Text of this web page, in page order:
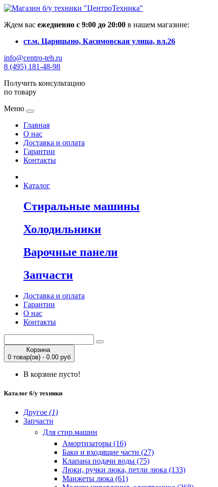
Ждем вас ежедневно с 9:00 до 20:00 в нашем магазине:
ст.м. Царицыно, Касимовская улица, вл.26
info@centro-teh.ru
8 (495) 181-48-98
Получить консультацию
по товару
Меню
Главная
О нас
Доставка и оплата
Гарантии
Контакты
Каталог
Стиральные машины
Холодильники
Варочные панели
Запчасти
Доставка и оплата
Гарантии
О нас
Контакты
Корзина
0 товар(ов) - 0.00 руб
В корзине пусто!
Каталог б/у техники
Другое (1)
Запчасти
Для стир.машин
Амортизаторы (16)
Баки и входящие части (27)
Клапана подачи воды (75)
Люки, ручки люка, петли люка (133)
Манжеты люка (61)